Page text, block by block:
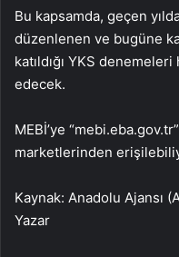
Bu kapsamda, geçen
düzenlenen ve bugüne
katıldığı YKS
edecek.
MEBİ’ye
marketlerinden
Kaynak: Anadolu Ajansı
Yazar